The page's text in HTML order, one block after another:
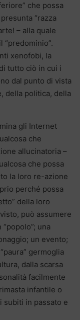
che possa
“razza
– alla quale
“predominio”.
xenofobi, la
tutto ciò in cui i
dal punto di vista
della politica, della
gli Internet
che
allucinatoria –
che possa
la loro re-azione
perché possa
della loro
può assumere
una
un evento;
germoglia
dalla scarsa
facilmente
infantile o
subiti in passato e